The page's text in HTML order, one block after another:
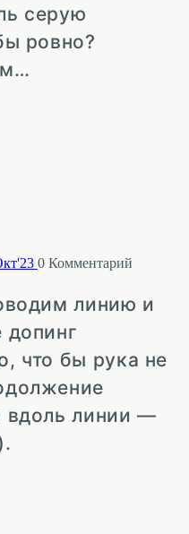
серую
ровно?
0 Комментарий
линию и
допинг
что бы рука не
вдоль линии —